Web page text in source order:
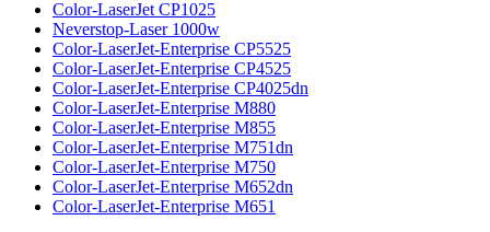
Color-LaserJet CP1025
Neverstop-Laser 1000w
Color-LaserJet-Enterprise CP5525
Color-LaserJet-Enterprise CP4525
Color-LaserJet-Enterprise CP4025dn
Color-LaserJet-Enterprise M880
Color-LaserJet-Enterprise M855
Color-LaserJet-Enterprise M751dn
Color-LaserJet-Enterprise M750
Color-LaserJet-Enterprise M652dn
Color-LaserJet-Enterprise M651